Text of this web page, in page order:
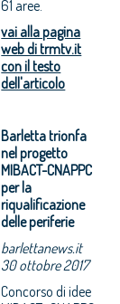
61 aree.
vai alla pagina
web di trmtv.it
con il testo
dell'articolo
Barletta trionfa
nel progetto
MIBACT-CNAPPC
per la
riqualificazione
delle periferie
barlettanews.it
30 ottobre 2017
Concorso di idee